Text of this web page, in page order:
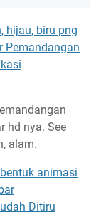
hd nya. See
alam.